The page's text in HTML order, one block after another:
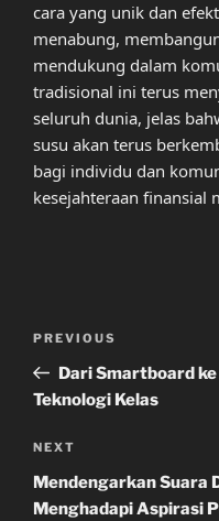
cara yang unik dan
menabung,
mendukung dalam
tradisional ini terus
seluruh dunia, jelas
susu akan terus
bagi individu dan
kesejahteraan finansial
Previous
Post
PREVIOUS
Dari Smartboard
Teknologi Kelas
Next
Post
NEXT
Mendengarkan Suara
Menghadapi Aspirasi